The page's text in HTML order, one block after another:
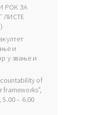
РОК ЗА
ЛИСТЕ
и
у звање и
of
5.00 – 6.00